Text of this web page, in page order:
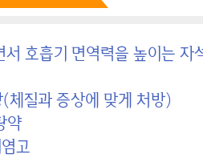
서 호흡기 면역력을 높이는 자
체질과 증상에 맞게 처방)
약
고